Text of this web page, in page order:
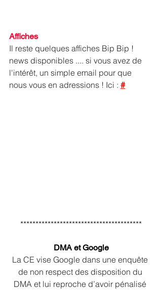
Affiches
Il reste quelques affiches Bip Bip !
news disponibles .... si vous avez de
l'intérêt, un simple email pour que
nous vous en adressions ! Ici : #
****************************************
DMA et Google
La CE vise Google dans une enquête
de non respect des disposition du
DMA et lui reproche d’avoir pénalisé